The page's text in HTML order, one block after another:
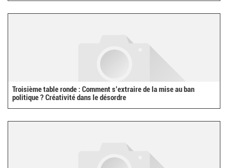
Troisième table ronde : Comment s’extraire de la mise au ban
politique ? Créativité dans le désordre